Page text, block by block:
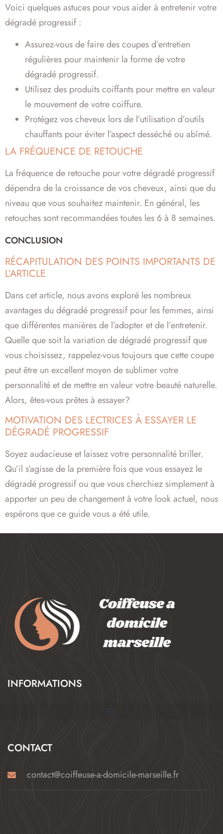
Voici quelques astuces pour vous aider à entretenir votre
dégradé progressif :
Assurez-vous de faire des coupes d’entretien
régulières pour maintenir la forme de votre
dégradé progressif.
Utilisez des produits coiffants pour mettre en valeur
le mouvement de votre coiffure.
Protégez vos cheveux lors de l’utilisation d’outils
chauffants pour éviter l’aspect desséché ou abîmé.
LA FRÉQUENCE DE RETOUCHE
La fréquence de retouche pour votre dégradé progressif
dépendra de la croissance de vos cheveux, ainsi que du
niveau que vous souhaitez maintenir. En général, les
retouches sont recommandées toutes les 6 à 8 semaines.
CONCLUSION
RÉCAPITULATION DES POINTS IMPORTANTS DE
L’ARTICLE
Dans cet article, nous avons exploré les nombreux
avantages du dégradé progressif pour les femmes, ainsi
que différentes manières de l’adopter et de l’entretenir.
Quelle que soit la variation de dégradé progressif que
vous choisissez, rappelez-vous toujours que cette coupe
peut être un excellent moyen de sublimer votre
personnalité et de mettre en valeur votre beauté naturelle.
Alors, êtes-vous prêtes à essayer?
MOTIVATION DES LECTRICES À ESSAYER LE
DÉGRADÉ PROGRESSIF
Soyez audacieuse et laissez votre personnalité briller.
Qu’il s’agisse de la première fois que vous essayez le
dégradé progressif ou que vous cherchiez simplement à
apporter un peu de changement à votre look actuel, nous
espérons que ce guide vous a été utile.
INFORMATIONS
CONTACT
contact@coiffeuse-a-domicile-marseille.fr